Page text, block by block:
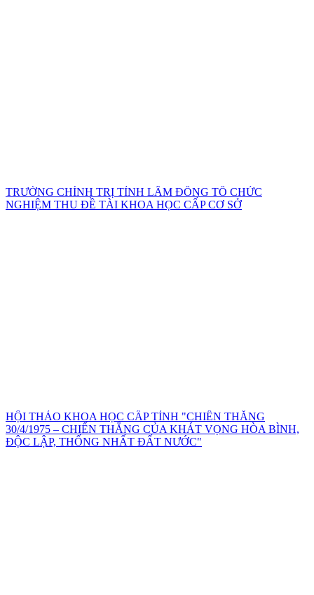
TRƯỜNG CHÍNH TRỊ TỈNH LÂM ĐỒNG TỔ CHỨC
NGHIỆM THU ĐỀ TÀI KHOA HỌC CẤP CƠ SỞ
HỘI THẢO KHOA HỌC CẤP TỈNH "CHIẾN THẮNG
30/4/1975 – CHIẾN THẮNG CỦA KHÁT VỌNG HÒA BÌNH,
ĐỘC LẬP, THỐNG NHẤT ĐẤT NƯỚC"